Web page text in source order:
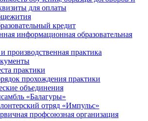
для оплаты
кредит
информационная образовательная
производственная практика
практики
прохождения практики
объединения
«Балагуры»
отряд «Импульс»
профсоюзная организация